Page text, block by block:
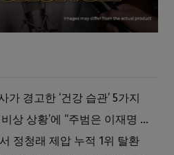
경고한 ‘건강 습관’ 5가지
국힘, 추미애 ‘경기 재정비상 상황’에 “주범은 이재명 전 지사”
정청래 제압 누적 1위 탈환